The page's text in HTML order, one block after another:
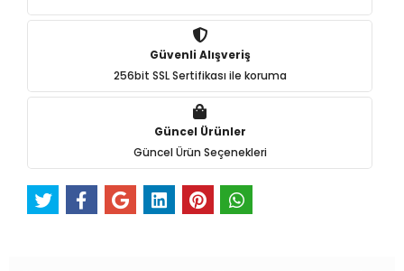
Güvenli Alışveriş
256bit SSL Sertifikası ile koruma
Güncel Ürünler
Güncel Ürün Seçenekleri